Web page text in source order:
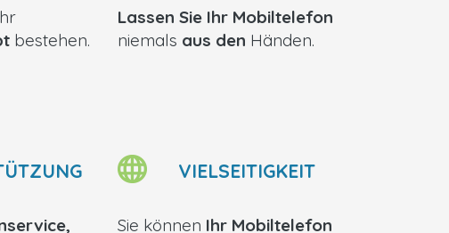
bestehen.
Lassen Sie Ihr Mobiltelefon
niemals aus den Händen.
VIELSEITIGKEIT
Sie können Ihr Mobiltelefon